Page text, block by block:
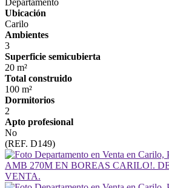
Departamento
Ubicación
Carilo
Ambientes
3
Superficie semicubierta
20 m²
Total construido
100 m²
Dormitorios
2
Apto profesional
No
(REF. D149)